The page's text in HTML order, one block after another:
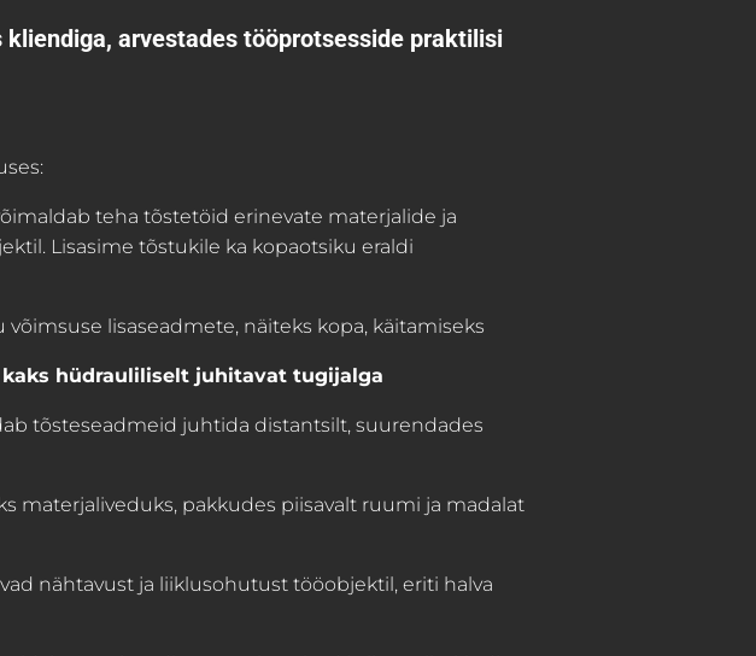
arvestades tööprotsesside praktilisi
teha tõstetöid erinevate materjalide ja
Lisasime tõstukile ka kopaotsiku eraldi
võimsuse lisaseadmete, näiteks kopa, käitamiseks
kaks hüdrauliliselt juhitavat tugijalga
tõsteseadmeid juhtida distantsilt, suurendades
materjaliveduks, pakkudes piisavalt ruumi ja madalat
nähtavust ja liiklusohutust tööobjektil, eriti halva